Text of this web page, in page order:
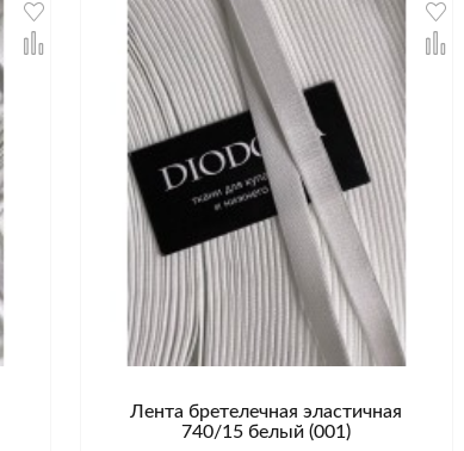
Лента бретелечная эластичная
740/15 белый (001)